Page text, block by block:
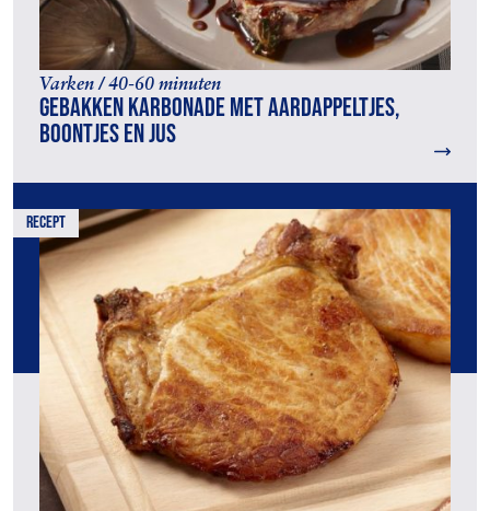
Varken / 40-60 minuten
Gebakken karbonade met aardappeltjes,
boontjes en jus
recept